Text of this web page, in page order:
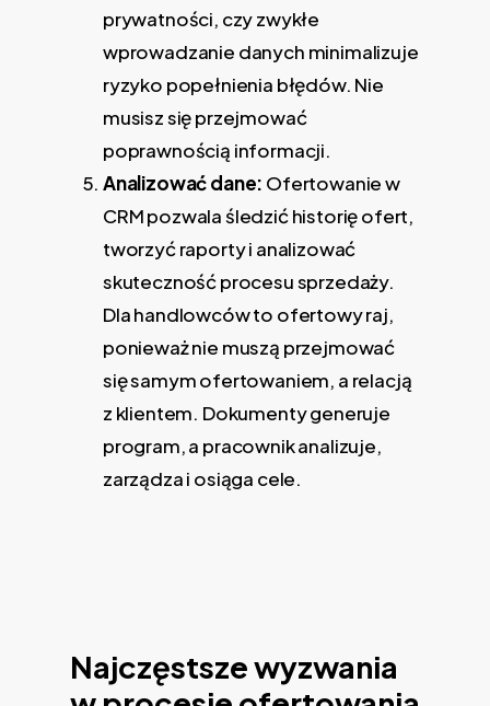
prywatności, czy zwykłe
wprowadzanie danych minimalizuje
ryzyko popełnienia błędów. Nie
musisz się przejmować
poprawnością informacji.
Analizować dane: Ofertowanie w
CRM pozwala śledzić historię ofert,
tworzyć raporty i analizować
skuteczność procesu sprzedaży.
Dla handlowców to ofertowy raj,
ponieważ nie muszą przejmować
się samym ofertowaniem, a relacją
z klientem. Dokumenty generuje
program, a pracownik analizuje,
zarządza i osiąga cele.
Najczęstsze wyzwania